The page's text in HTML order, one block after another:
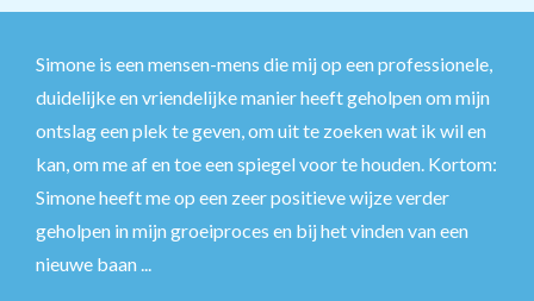
Simone is een mensen-mens die mij op een professionele,
duidelijke en vriendelijke manier heeft geholpen om mijn
ontslag een plek te geven, om uit te zoeken wat ik wil en
kan, om me af en toe een spiegel voor te houden. Kortom:
Simone heeft me op een zeer positieve wijze verder
geholpen in mijn groeiproces en bij het vinden van een
nieuwe baan ...